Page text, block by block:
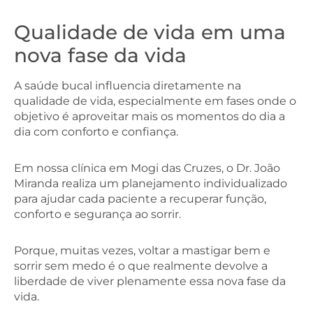
Qualidade de vida em uma
nova fase da vida
A saúde bucal influencia diretamente na
qualidade de vida, especialmente em fases onde o
objetivo é aproveitar mais os momentos do dia a
dia com conforto e confiança.
Em nossa clínica em Mogi das Cruzes, o Dr. João
Miranda realiza um planejamento individualizado
para ajudar cada paciente a recuperar função,
conforto e segurança ao sorrir.
Porque, muitas vezes, voltar a mastigar bem e
sorrir sem medo é o que realmente devolve a
liberdade de viver plenamente essa nova fase da
vida.